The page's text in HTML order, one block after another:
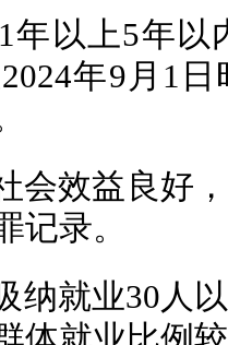
年以上5年以
年9月1
会效益良好
记录。
纳就业30人